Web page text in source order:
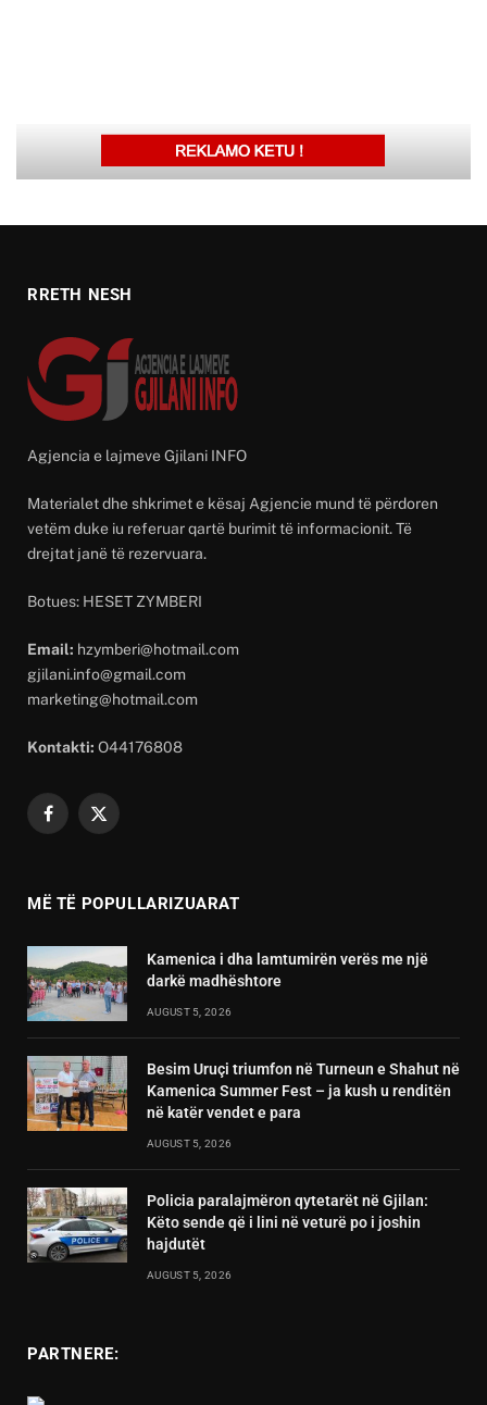
RRETH NESH
Agjencia e lajmeve Gjilani INFO
Materialet dhe shkrimet e kësaj Agjencie mund të përdoren
vetëm duke iu referuar qartë burimit të informacionit. Të
drejtat janë të rezervuara.
Botues: HESET ZYMBERI
Email: hzymberi@hotmail.com
gjilani.info@gmail.com
marketing@hotmail.com
Kontakti: O44176808
Facebook
X
MË TË POPULLARIZUARAT
Kamenica i dha lamtumirën verës me një
darkë madhështore
AUGUST 5, 2026
Besim Uruçi triumfon në Turneun e Shahut në
Kamenica Summer Fest – ja kush u renditën
në katër vendet e para
AUGUST 5, 2026
Policia paralajmëron qytetarët në Gjilan:
Këto sende që i lini në veturë po i joshin
hajdutët
AUGUST 5, 2026
PARTNERE: